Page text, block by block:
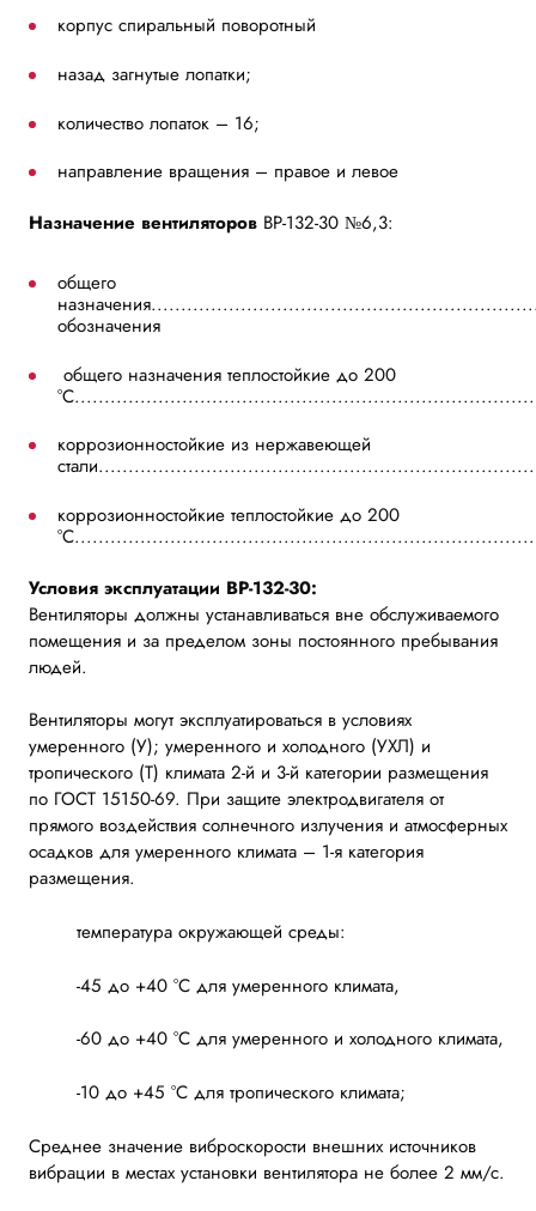
корпус спиральный поворотный
назад загнутые лопатки;
количество лопаток – 16;
направление вращения – правое и левое
Назначение вентиляторов ВР-132-30 №6,3:
общего
обозначения
общего назначения теплостойкие до 200
коррозионностойкие из нержавеющей
коррозионностойкие теплостойкие до 200
Условия эксплуатации ВР-132-30:
Вентиляторы должны устанавливаться вне обслуживаемого
помещения и за пределом зоны постоянного пребывания
людей.
Вентиляторы могут эксплуатироваться в условиях
умеренного (У); умеренного и холодного (УХЛ) и
тропического (Т) климата 2-й и 3-й категории размещения
по ГОСТ 15150-69. При защите электродвигателя от
прямого воздействия солнечного излучения и атмосферных
осадков для умеренного климата – 1-я категория
размещения.
температура окружающей среды:
-45 до +40 °С для умеренного климата,
-60 до +40 °С для умеренного и холодного климата,
-10 до +45 °С для тропического климата;
Среднее значение виброскорости внешних источников
вибрации в местах установки вентилятора не более 2 мм/с.